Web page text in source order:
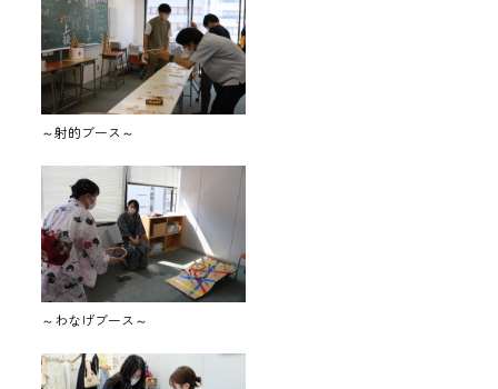
～射的ブース～
～わなげブース～